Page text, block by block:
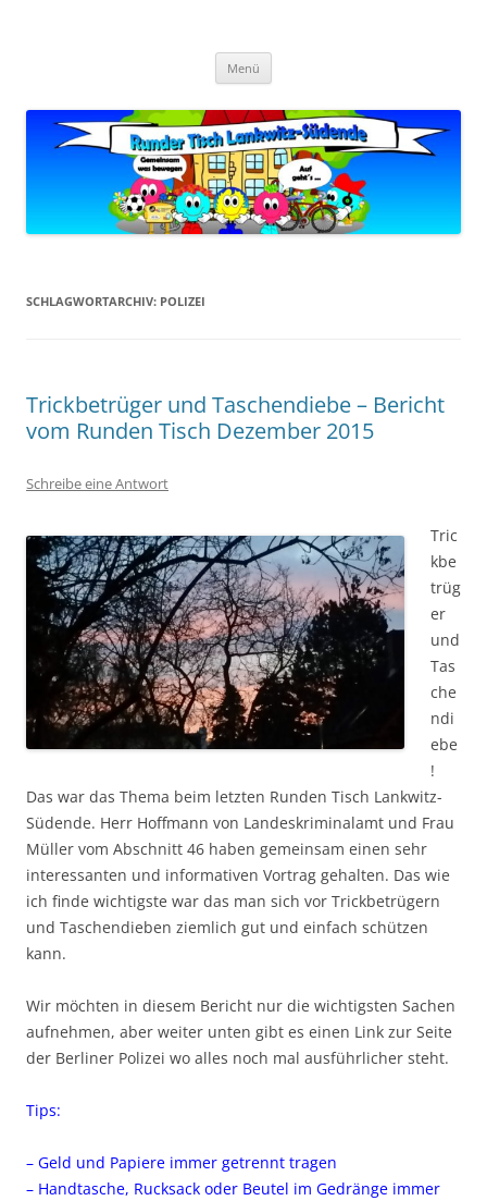
Menü
SCHLAGWORTARCHIV: POLIZEI
Trickbetrüger und Taschendiebe – Bericht
vom Runden Tisch Dezember 2015
Schreibe eine Antwort
Tric
kbe
trüg
er
und
Tas
che
ndi
ebe
!
Das war das Thema beim letzten Runden Tisch Lankwitz-
Südende. Herr Hoffmann von Landeskriminalamt und Frau
Müller vom Abschnitt 46 haben gemeinsam einen sehr
interessanten und informativen Vortrag gehalten. Das wie
ich finde wichtigste war das man sich vor Trickbetrügern
und Taschendieben ziemlich gut und einfach schützen
kann.
Wir möchten in diesem Bericht nur die wichtigsten Sachen
aufnehmen, aber weiter unten gibt es einen Link zur Seite
der Berliner Polizei wo alles noch mal ausführlicher steht.
Tips:
– Geld und Papiere immer getrennt tragen
– Handtasche, Rucksack oder Beutel im Gedränge immer